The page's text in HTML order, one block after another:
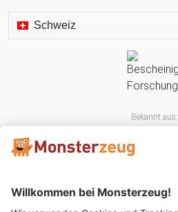
Schweiz
Bekannt aus: